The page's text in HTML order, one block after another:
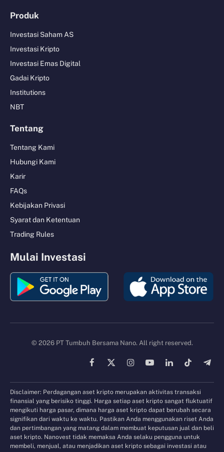
Produk
Investasi Saham AS
Investasi Kripto
Investasi Emas Digital
Gadai Kripto
Institutions
NBT
Tentang
Tentang Kami
Hubungi Kami
Karir
FAQs
Kebijakan Privasi
Syarat dan Ketentuan
Trading Rules
Mulai Investasi
© 2026 PT Tumbuh Bersama Nano. All right reserved.
Facebook
X
InstagramYouTubeLinkedInTikTok
Disclaimer: Perdagangan aset kripto merupakan aktivitas transaksi
finansial yang berisiko tinggi. Harga setiap aset kripto sangat fluktuatif
mengikuti harga pasar, dimana harga aset kripto dapat berubah secara
signifikan dari waktu ke waktu. Pastikan Anda menggunakan riset Anda
dan pertimbangan yang matang dalam membuat keputusan jual dan beli
aset kripto. Nanovest tidak memaksa Anda selaku pengguna untuk
membeli, menjual, atau menjadikan aset kripto sebagai investasi atau